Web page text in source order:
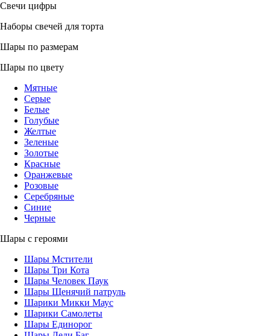
Свечи цифры
Наборы свечей для торта
Шары по размерам
Шары по цвету
Мятные
Серые
Белые
Голубые
Желтые
Зеленые
Золотые
Красные
Оранжевые
Розовые
Серебряные
Синие
Черные
Шары с героями
Шары Мстители
Шары Три Кота
Шары Человек Паук
Шары Щенячий патруль
Шарики Микки Маус
Шарики Самолеты
Шары Единорог